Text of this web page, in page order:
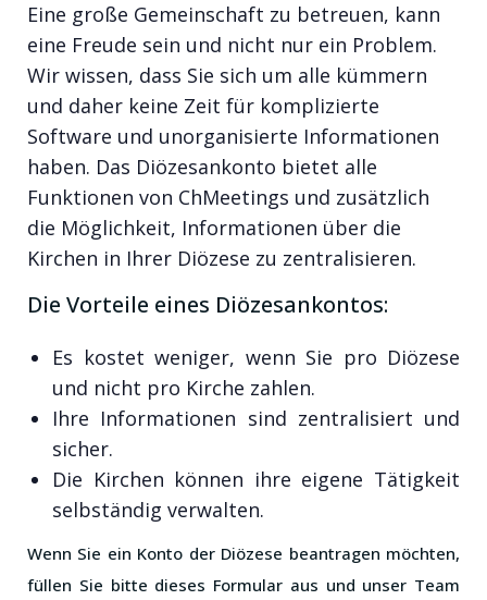
Eine große Gemeinschaft zu betreuen, kann
eine Freude sein und nicht nur ein Problem.
Wir wissen, dass Sie sich um alle kümmern
und daher keine Zeit für komplizierte
Software und unorganisierte Informationen
haben. Das Diözesankonto bietet alle
Funktionen von ChMeetings und zusätzlich
die Möglichkeit, Informationen über die
Kirchen in Ihrer Diözese zu zentralisieren.
Die Vorteile eines Diözesankontos:
Es kostet weniger, wenn Sie pro Diözese
und nicht pro Kirche zahlen.
Ihre Informationen sind zentralisiert und
sicher.
Die Kirchen können ihre eigene Tätigkeit
selbständig verwalten.
Wenn Sie ein Konto der Diözese beantragen möchten,
füllen Sie bitte dieses Formular aus und unser Team